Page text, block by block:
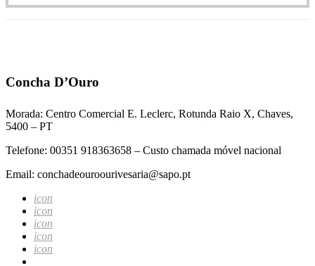
Concha D’Ouro
Morada: Centro Comercial E. Leclerc, Rotunda Raio X, Chaves,
5400 – PT
Telefone: 00351 918363658 – Custo chamada móvel nacional
Email: conchadeouroourivesaria@sapo.pt
icon
icon
icon
icon
icon